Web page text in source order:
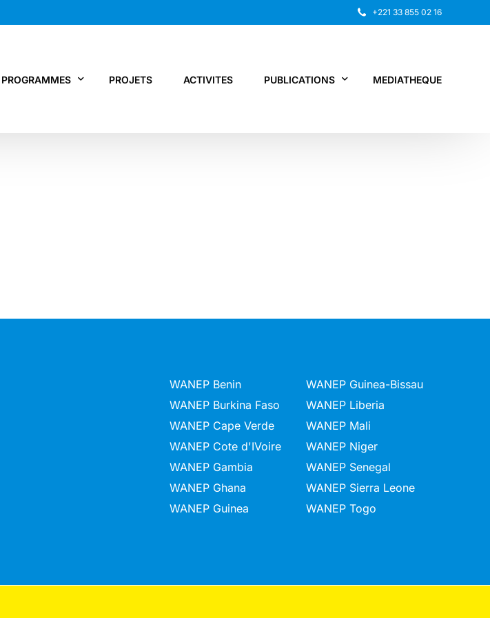
+221 33 855 02 16
PROGRAMMES PROJETS ACTIVITES PUBLICATIONS MEDIATHEQUE
WANEP Benin
WANEP Burkina Faso
WANEP Cape Verde
WANEP Cote d'IVoire
WANEP Gambia
WANEP Ghana
WANEP Guinea
WANEP Guinea-Bissau
WANEP Liberia
WANEP Mali
WANEP Niger
WANEP Senegal
WANEP Sierra Leone
WANEP Togo